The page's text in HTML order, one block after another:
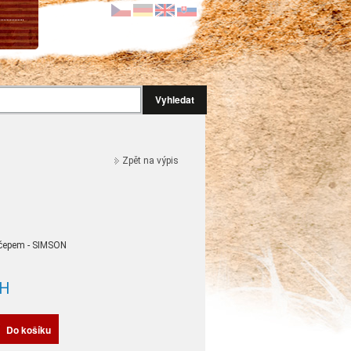
Vyhledat
Zpět na výpis
- SIMSON
Do košíku